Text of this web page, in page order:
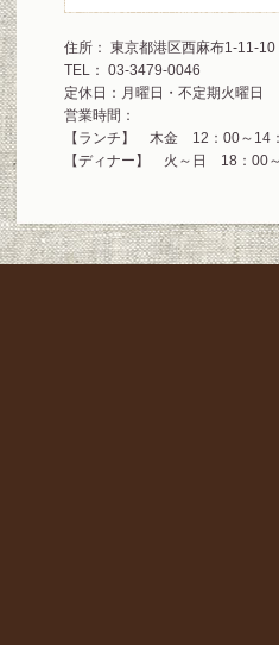
住所： 東京都港区西麻布1-11-10
TEL： 03-3479-0046
定休日：月曜日・不定期火曜日
営業時間：
【ランチ】 木金 12：00～14
【ディナー】 火～日 18：00